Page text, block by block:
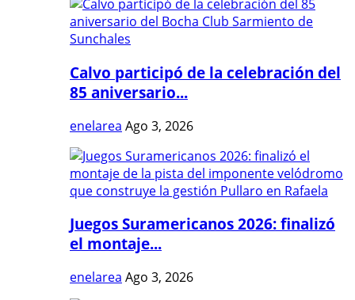
Calvo participó de la celebración del
85 aniversario...
enelarea Ago 3, 2026
Juegos Suramericanos 2026: finalizó
el montaje...
enelarea Ago 3, 2026